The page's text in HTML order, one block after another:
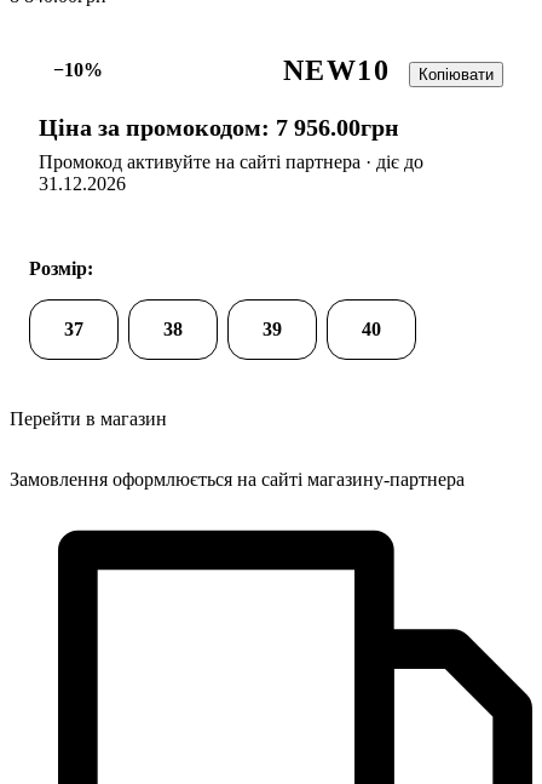
−10% NEW10 Копіювати
Ціна за промокодом: 7 956.00грн
Промокод активуйте на сайті партнера · діє до
31.12.2026
Розмір:
37 38 39 40
Перейти в магазин
Замовлення оформлюється на сайті магазину-партнера